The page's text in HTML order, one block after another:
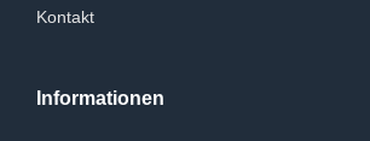
Kontakt
Informationen